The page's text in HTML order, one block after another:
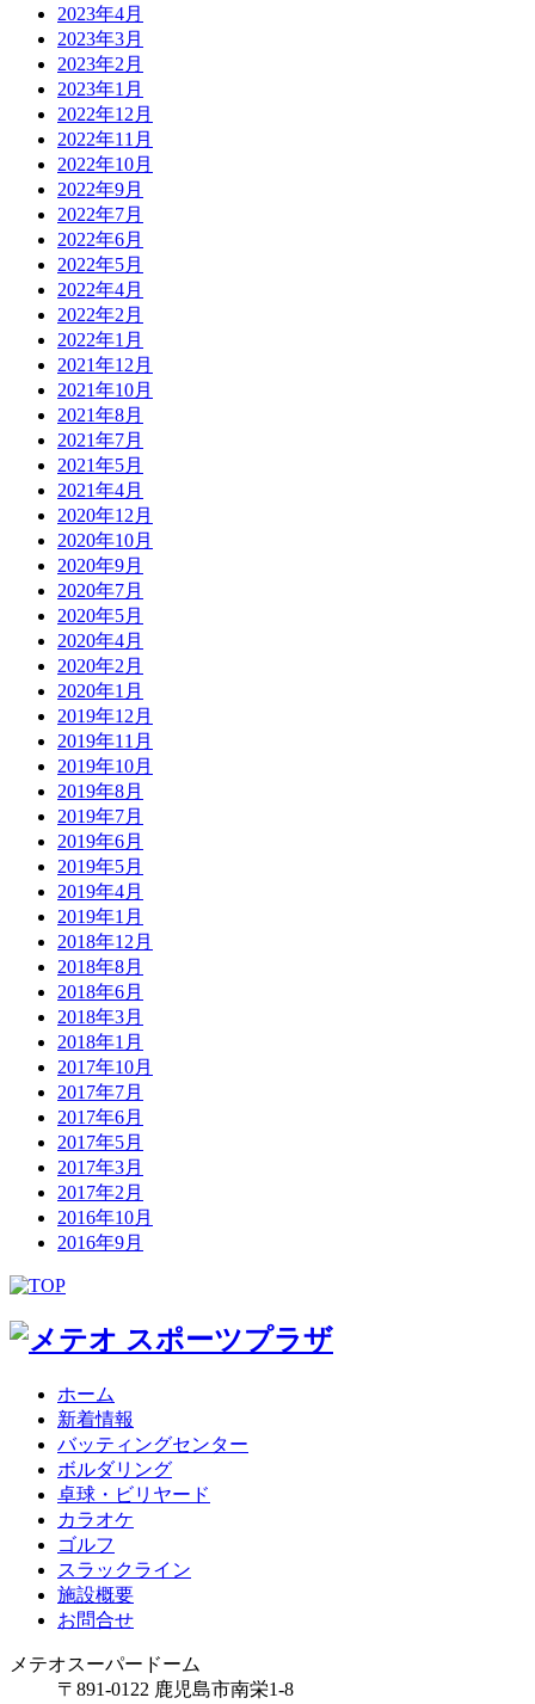
2023年4月
2023年3月
2023年2月
2023年1月
2022年12月
2022年11月
2022年10月
2022年9月
2022年7月
2022年6月
2022年5月
2022年4月
2022年2月
2022年1月
2021年12月
2021年10月
2021年8月
2021年7月
2021年5月
2021年4月
2020年12月
2020年10月
2020年9月
2020年7月
2020年5月
2020年4月
2020年2月
2020年1月
2019年12月
2019年11月
2019年10月
2019年8月
2019年7月
2019年6月
2019年5月
2019年4月
2019年1月
2018年12月
2018年8月
2018年6月
2018年3月
2018年1月
2017年10月
2017年7月
2017年6月
2017年5月
2017年3月
2017年2月
2016年10月
2016年9月
ホーム
新着情報
バッティングセンター
ボルダリング
卓球・ビリヤード
カラオケ
ゴルフ
スラックライン
施設概要
お問合せ
メテオスーパードーム
〒891-0122 鹿児島市南栄1-8